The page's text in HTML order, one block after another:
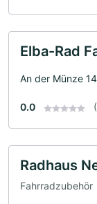
Elba-Rad
An der Münze
0.0
Radhaus
Fahrradzubehör